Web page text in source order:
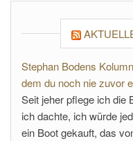
Stephan Bodens
dem du noch nie zuvor
Seit jeher pflege ich die
ich dachte, ich würde
ein Boot gekauft, das